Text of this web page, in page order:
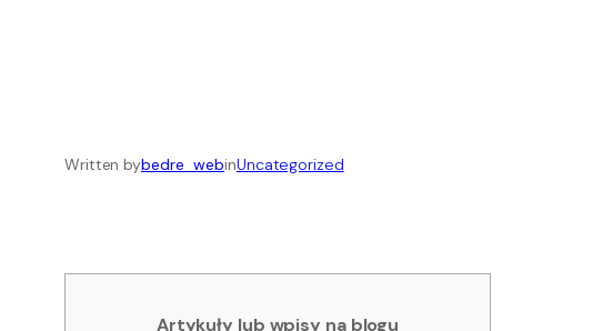
Written bybedre_webinUncategorized
Artykuły lub wpisy na blogu